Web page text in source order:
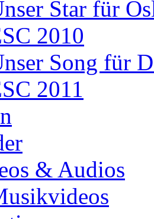
Star für
2010
Song für
2011
& Audios